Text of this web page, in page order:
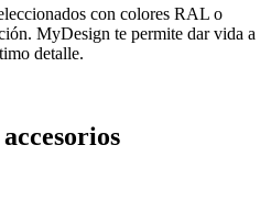
con colores RAL o
MyDesign te permite dar vida a
detalle.